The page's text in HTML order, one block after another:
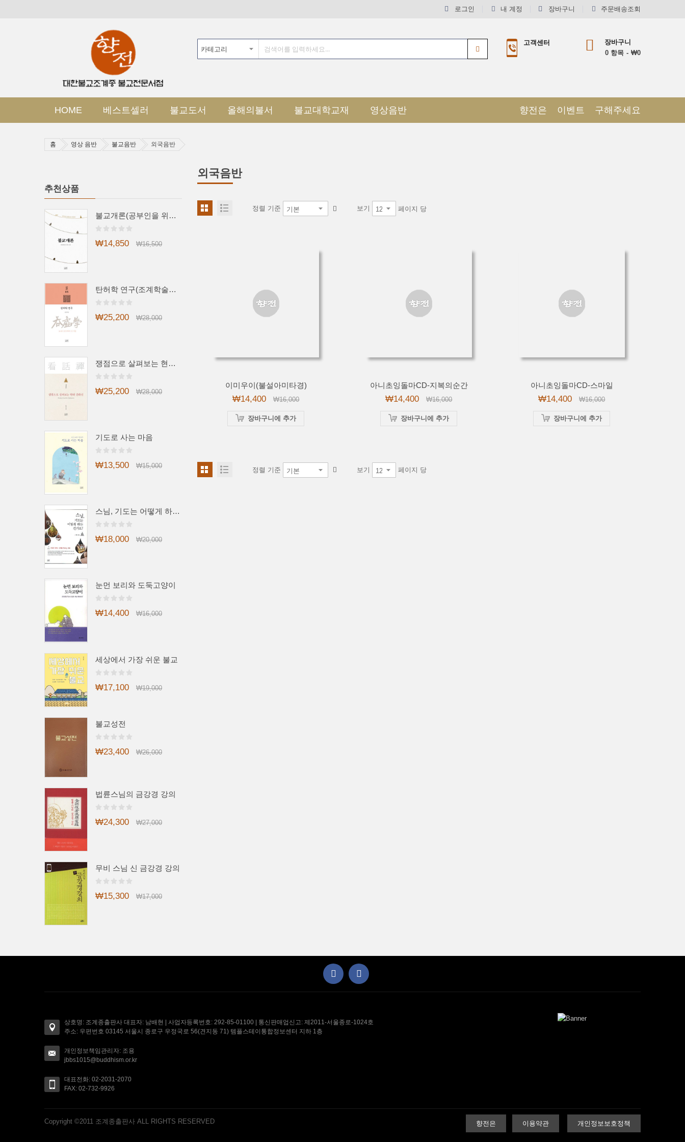
로그인 내 계정 장바구니 주문배송조회
장바구니
0 항목 ₩0
고객센터
HOME 베스트셀러 불교도서 올해의불서 불교대학교재 영상음반 구해주세요
이벤트
향전은
홈 영상 음반 불교음반 외국음반
외국음반
정렬 기준 보기 페이지 당
이미우이(불설아미타경)
₩14,400 ₩16,000
장바구니에 추가
아니초잉돌마CD-지복의순간
₩14,400 ₩16,000
장바구니에 추가
아니초잉돌마CD-스마일
₩14,400 ₩16,000
장바구니에 추가
정렬 기준 보기 페이지 당
추천상품
불교개론(공부인을 위한 불교 안내서)
₩14,850 ₩16,500
탄허학 연구(조계학술총서3)
₩25,200 ₩28,000
쟁점으로 살펴보는 현대 간화선
₩25,200 ₩28,000
기도로 사는 마음
₩13,500 ₩15,000
스님, 기도는 어떻게 하는 건가요?
₩18,000 ₩20,000
눈먼 보리와 도둑고양이
₩14,400 ₩16,000
세상에서 가장 쉬운 불교
₩17,100 ₩19,000
불교성전
₩23,400 ₩26,000
법륜스님의 금강경 강의
₩24,300 ₩27,000
무비 스님 신 금강경 강의
₩15,300 ₩17,000
상호명: 조계종출판사 대표자: 남배현 | 사업자등록번호: 292-85-01100 | 통신판매업신고: 제2011-서울종로-1024호
주소: 우편번호 03145 서울시 종로구 우정국로 56(견지동 71) 템플스테이통합정보센터 지하 1층
개인정보책임관리자: 조용
jbbs1015@buddhism.or.kr
대표전화: 02-2031-2070
FAX: 02-732-9926
Copyright ©2011 조계종출판사 ALL RIGHTS RESERVED 향전은 이용약관 개인정보보호정책